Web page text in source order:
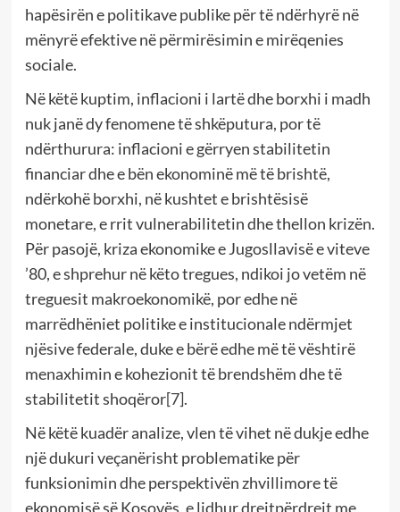
hapësirën e politikave publike për të ndërhyrë në
mënyrë efektive në përmirësimin e mirëqenies
sociale.
Në këtë kuptim, inflacioni i lartë dhe borxhi i madh
nuk janë dy fenomene të shkëputura, por të
ndërthurura: inflacioni e gërryen stabilitetin
financiar dhe e bën ekonominë më të brishtë,
ndërkohë borxhi, në kushtet e brishtësisë
monetare, e rrit vulnerabilitetin dhe thellon krizën.
Për pasojë, kriza ekonomike e Jugosllavisë e viteve
’80, e shprehur në këto tregues, ndikoi jo vetëm në
treguesit makroekonomikë, por edhe në
marrëdhëniet politike e institucionale ndërmjet
njësive federale, duke e bërë edhe më të vështirë
menaxhimin e kohezionit të brendshëm dhe të
stabilitetit shoqëror[7].
Në këtë kuadër analize, vlen të vihet në dukje edhe
një dukuri veçanërisht problematike për
funksionimin dhe perspektivën zhvillimore të
ekonomisë së Kosovës, e lidhur drejtpërdrejt me